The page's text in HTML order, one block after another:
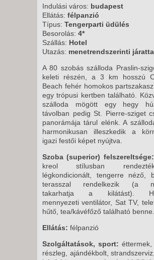
2027. JANUÁR 20., SZERDA
10 NAP / 7 ÉJSZAKA
2027. FEBRUÁR 03.,
10 NAP / 7 ÉJSZAKA
2027. FEBRUÁR 16., KEDD -
10 NAP / 7 ÉJSZAKA
2027. MÁRCIUS 09., KEDD -
10 NAP / 7 ÉJSZAKA
2027. MÁRCIUS 17.,
10 NAP / 7 ÉJSZAKA
2027. ÁPRILIS 14., SZERDA -
2027. ÁPRILIS 20., KEDD -
10 NAP / 7 ÉJSZAKA
Indulási város: budapest
Ellátás: félpanzió
Típus: Tengerparti üdülés
Besorolás: 4*
Szállás: Hotel
Utazás: menetrendszerinti
A 80 szobás szálloda Praslin-
keleti részén, a 3 km hosszú
Beach fehér homokos
egy trópusi kertben található.
szálloda mögött egy hegy
távolban pedig St. Pierre-sziget
panorámája tárul elénk. A
harmonikusan illeszkedik a
igazi festői képet nyújtva.
Szoba (superior) felszereltsége:
kreol stílusban
légkondicionált, tengerre néző,
terasszal rendelkezik (a
takarhatja a kilátást).
mennyezeti ventilátor, Sat TV,
hűtő, tea/kávéfőző található benne.
Ellátás: félpanzió
Szolgáltatások, sport: éttermek,
részleg, ajándékbolt,